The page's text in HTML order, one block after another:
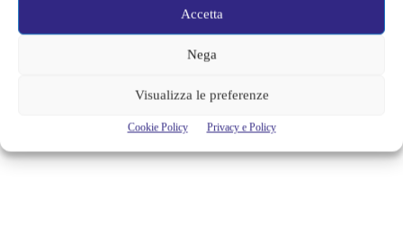
Accetta
Nega
Visualizza le preferenze
Cookie Policy Privacy e Policy
musica